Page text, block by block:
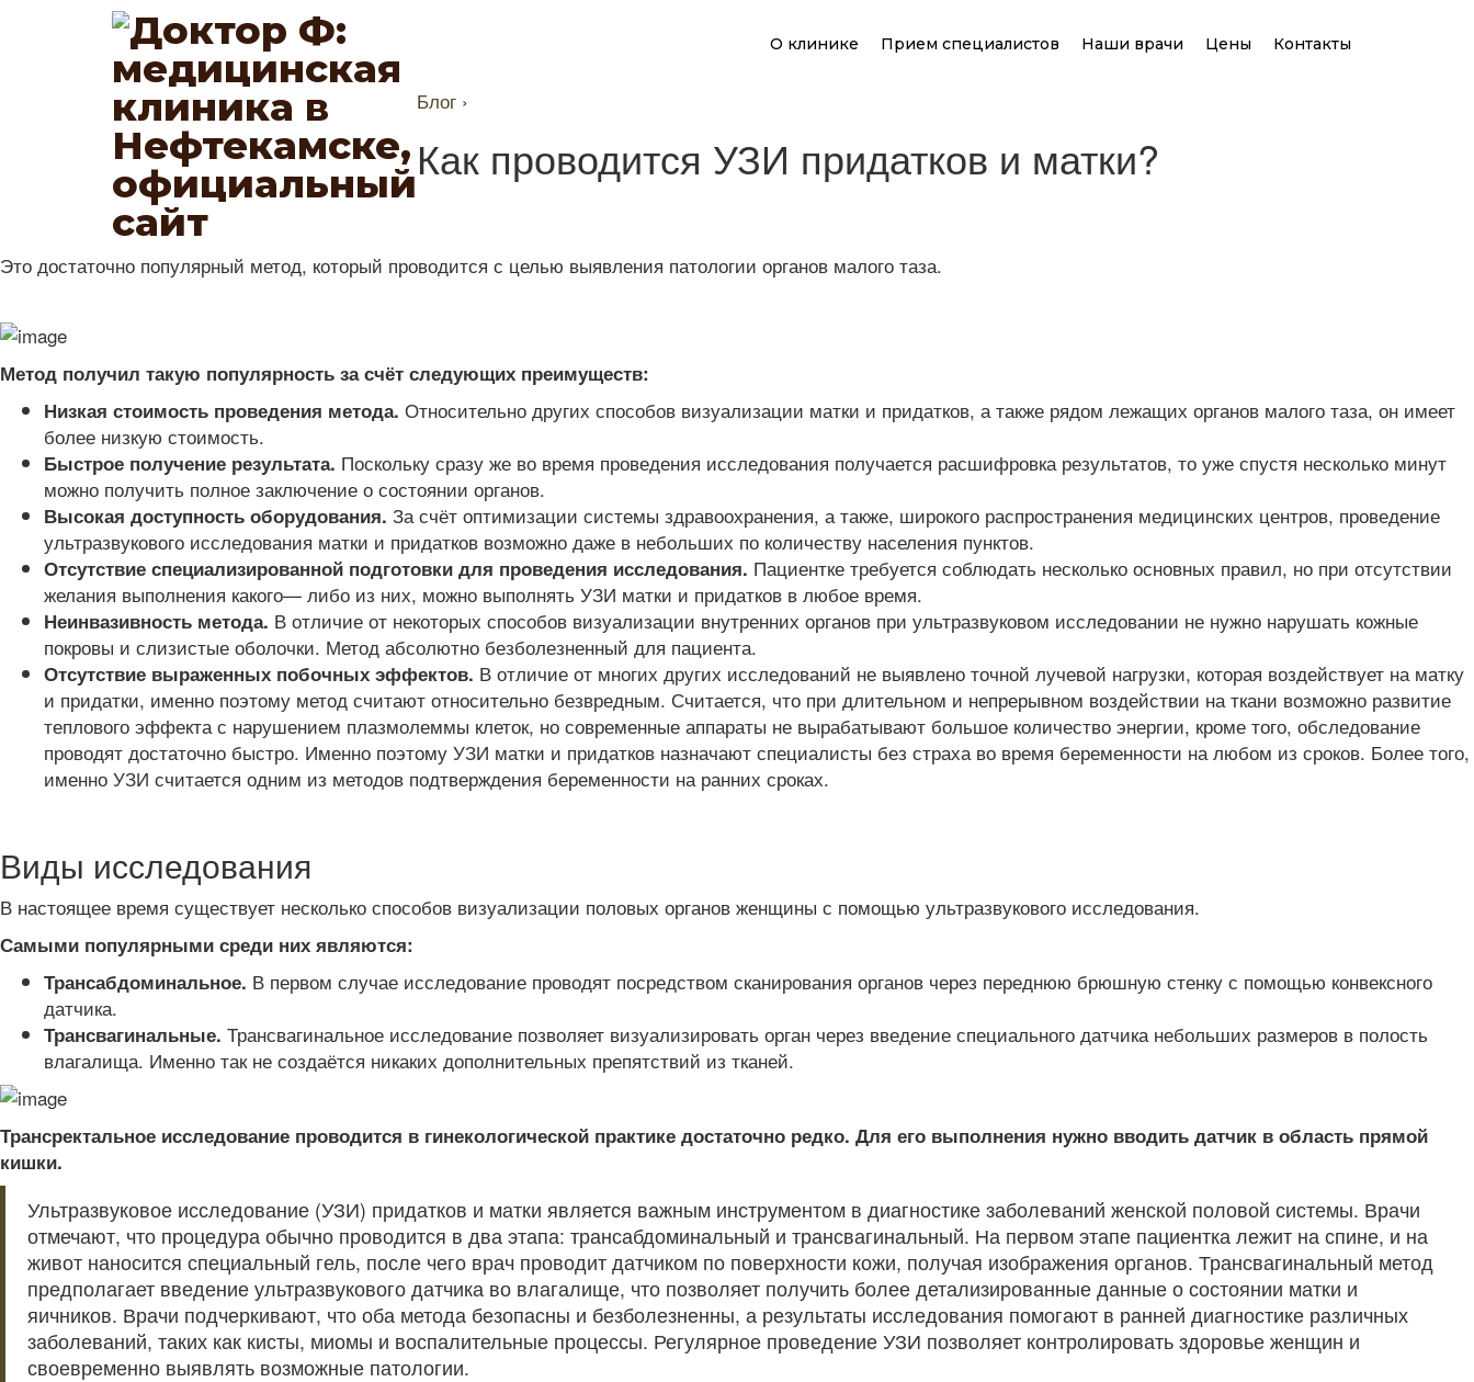
О клинике Прием специалистов Наши врачи Цены Контакты
Блог ›
Как проводится УЗИ придатков и матки?
Это достаточно популярный метод, который проводится с целью выявления патологии органов малого таза.
Метод получил такую популярность за счёт следующих преимуществ:
Низкая стоимость проведения метода. Относительно других способов визуализации матки и придатков, а также рядом лежащих органов малого таза, он имеет
более низкую стоимость.
Быстрое получение результата. Поскольку сразу же во время проведения исследования получается расшифровка результатов, то уже спустя несколько минут
можно получить полное заключение о состоянии органов.
Высокая доступность оборудования. За счёт оптимизации системы здравоохранения, а также, широкого распространения медицинских центров, проведение
ультразвукового исследования матки и придатков возможно даже в небольших по количеству населения пунктов.
Отсутствие специализированной подготовки для проведения исследования. Пациентке требуется соблюдать несколько основных правил, но при отсутствии
желания выполнения какого— либо из них, можно выполнять УЗИ матки и придатков в любое время.
Неинвазивность метода. В отличие от некоторых способов визуализации внутренних органов при ультразвуковом исследовании не нужно нарушать кожные
покровы и слизистые оболочки. Метод абсолютно безболезненный для пациента.
Отсутствие выраженных побочных эффектов. В отличие от многих других исследований не выявлено точной лучевой нагрузки, которая воздействует на матку
и придатки, именно поэтому метод считают относительно безвредным. Считается, что при длительном и непрерывном воздействии на ткани возможно развитие
теплового эффекта с нарушением плазмолеммы клеток, но современные аппараты не вырабатывают большое количество энергии, кроме того, обследование
проводят достаточно быстро. Именно поэтому УЗИ матки и придатков назначают специалисты без страха во время беременности на любом из сроков. Более того,
именно УЗИ считается одним из методов подтверждения беременности на ранних сроках.
Виды исследования
В настоящее время существует несколько способов визуализации половых органов женщины с помощью ультразвукового исследования.
Самыми популярными среди них являются:
Трансабдоминальное. В первом случае исследование проводят посредством сканирования органов через переднюю брюшную стенку с помощью конвексного
датчика.
Трансвагинальные. Трансвагинальное исследование позволяет визуализировать орган через введение специального датчика небольших размеров в полость
влагалища. Именно так не создаётся никаких дополнительных препятствий из тканей.
Трансректальное исследование проводится в гинекологической практике достаточно редко. Для его выполнения нужно вводить датчик в область прямой
кишки.
Ультразвуковое исследование (УЗИ) придатков и матки является важным инструментом в диагностике заболеваний женской половой системы. Врачи
отмечают, что процедура обычно проводится в два этапа: трансабдоминальный и трансвагинальный. На первом этапе пациентка лежит на спине, и на
живот наносится специальный гель, после чего врач проводит датчиком по поверхности кожи, получая изображения органов. Трансвагинальный метод
предполагает введение ультразвукового датчика во влагалище, что позволяет получить более детализированные данные о состоянии матки и
яичников. Врачи подчеркивают, что оба метода безопасны и безболезненны, а результаты исследования помогают в ранней диагностике различных
заболеваний, таких как кисты, миомы и воспалительные процессы. Регулярное проведение УЗИ позволяет контролировать здоровье женщин и
своевременно выявлять возможные патологии.